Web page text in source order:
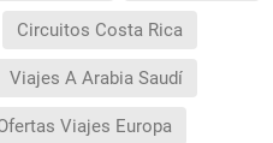
Circuitos Costa Rica
Viajes A Arabia Saudí
Viajes Europa